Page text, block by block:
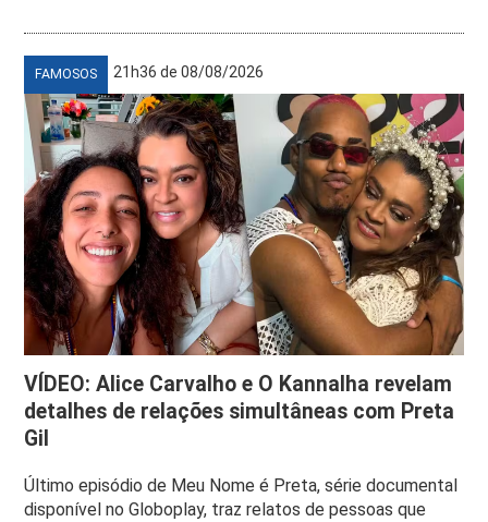
FAMOSOS 21h36 de 08/08/2026
VÍDEO: Alice Carvalho e O Kannalha revelam
detalhes de relações simultâneas com Preta
Gil
Último episódio de Meu Nome é Preta, série documental
disponível no Globoplay, traz relatos de pessoas que